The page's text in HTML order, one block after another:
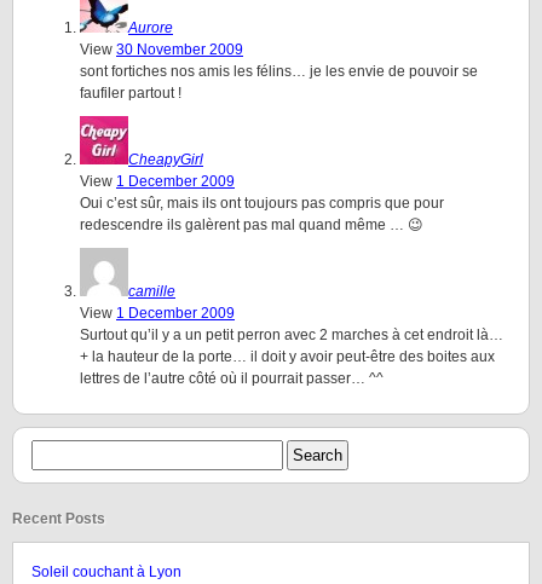
Aurore
View 30 November 2009
sont fortiches nos amis les félins… je les envie de pouvoir se
faufiler partout !
CheapyGirl
View 1 December 2009
Oui c’est sûr, mais ils ont toujours pas compris que pour
redescendre ils galèrent pas mal quand même … 😉
camille
View 1 December 2009
Surtout qu’il y a un petit perron avec 2 marches à cet endroit là…
+ la hauteur de la porte… il doit y avoir peut-être des boites aux
lettres de l’autre côté où il pourrait passer… ^^
Recent Posts
Soleil couchant à Lyon